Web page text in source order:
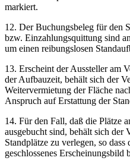
markiert.
12. Der Buchungsbeleg für den
bzw. Einzahlungsquittung sind
um einen reibungslosen
13. Erscheint der Aussteller am
der Aufbauzeit, behält sich der
Weitervermietung der Fläche
Anspruch auf Erstattung der
14. Für den Fall, daß die Plätze
ausgebucht sind, behält sich der
Standplätze zu verlegen, so
geschlossenes Erscheinungsbild